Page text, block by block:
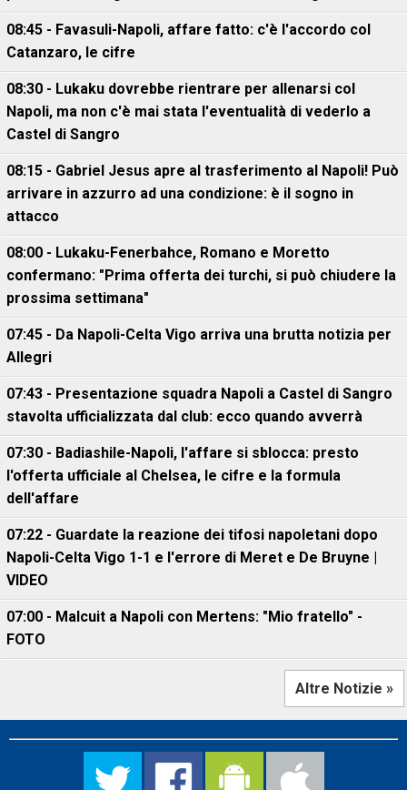
08:45 - Favasuli-Napoli, affare fatto: c'è l'accordo col
Catanzaro, le cifre
08:30 - Lukaku dovrebbe rientrare per allenarsi col
Napoli, ma non c'è mai stata l'eventualità di vederlo a
Castel di Sangro
08:15 - Gabriel Jesus apre al trasferimento al Napoli! Può
arrivare in azzurro ad una condizione: è il sogno in
attacco
08:00 - Lukaku-Fenerbahce, Romano e Moretto
confermano: "Prima offerta dei turchi, si può chiudere la
prossima settimana"
07:45 - Da Napoli-Celta Vigo arriva una brutta notizia per
Allegri
07:43 - Presentazione squadra Napoli a Castel di Sangro
stavolta ufficializzata dal club: ecco quando avverrà
07:30 - Badiashile-Napoli, l'affare si sblocca: presto
l'offerta ufficiale al Chelsea, le cifre e la formula
dell'affare
07:22 - Guardate la reazione dei tifosi napoletani dopo
Napoli-Celta Vigo 1-1 e l'errore di Meret e De Bruyne |
VIDEO
07:00 - Malcuit a Napoli con Mertens: "Mio fratello" -
FOTO
Altre Notizie »